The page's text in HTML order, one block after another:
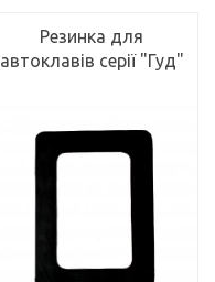
Резинка для
автоклавів серії "Гуд"